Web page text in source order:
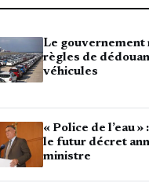
Le gouvernement
règles de
véhicules
« Police de l’eau
le futur décret
ministre